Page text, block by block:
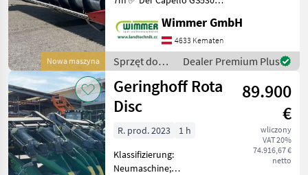
Nowa maszyna
und effizientes Schneidwerk
für die Getreideernte. Mit
einer Arbeitsbreite von 5,
3m
Wimmer GmbH
4633 Kematen
Sprzęt do
zbioru pole
uprawne /
Capello
Dealer Premium Plus
Geringhoff Rota
Disc
89.900
€
wliczony
VAT 20%
74.916,67 €
netto
R. prod. 2023
1 h
Klassifizierung:
Neumaschine;